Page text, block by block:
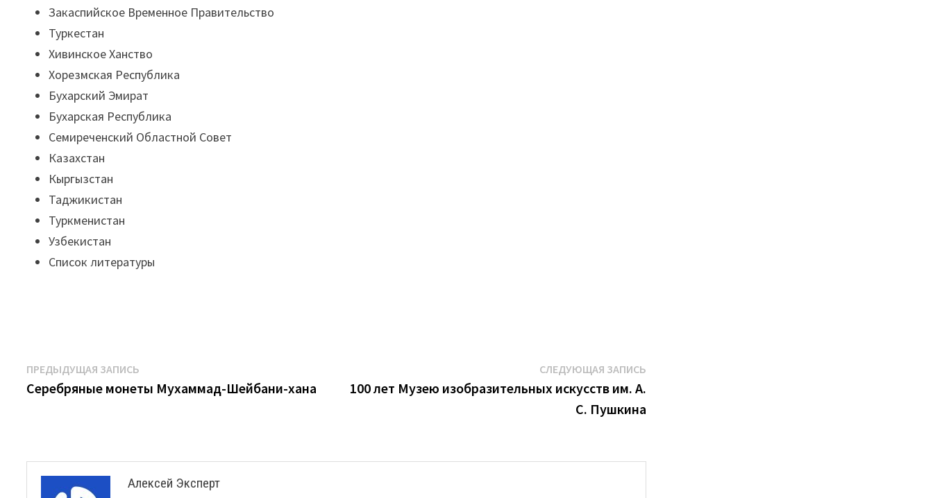
Закаспийское Временное Правительство
Туркестан
Хивинское Ханство
Хорезмская Республика
Бухарский Эмират
Бухарская Республика
Семиреченский Областной Совет
Казахстан
Кыргызстан
Таджикистан
Туркменистан
Узбекистан
Список литературы
Навигация
по
ПРЕДЫДУЩАЯ ЗАПИСЬ
запись:
Серебряные монеты Мухаммад-Шейбани-хана
СЛЕДУЮЩАЯ ЗАПИСЬСледующая
100 лет Музею изобразительных искусств им. А.
С. Пушкина
Алексей Эксперт